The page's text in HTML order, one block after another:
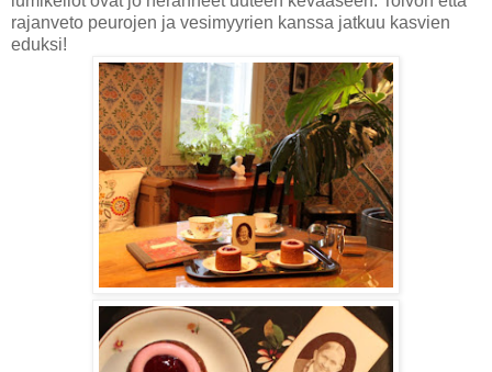
rajanveto peurojen ja vesimyyrien kanssa jatkuu kasvien
eduksi!